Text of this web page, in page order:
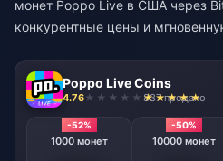
монет Poppo Live в США через
конкурентные цены и
Poppo Live Coins
4.76 837 продано
-52%
1000 монет
-50%
10000 монет